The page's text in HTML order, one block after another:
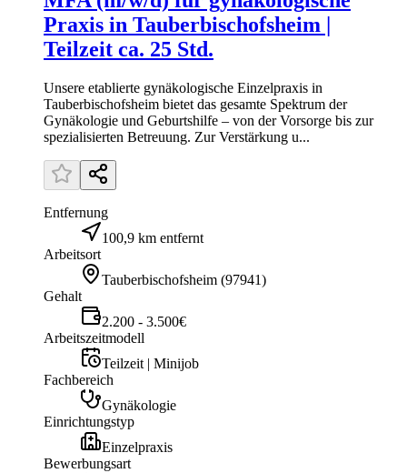
Praxis in Tauberbischofsheim |
Teilzeit ca. 25 Std.
Unsere etablierte gynäkologische Einzelpraxis in
Tauberbischofsheim bietet das gesamte Spektrum der
Gynäkologie und Geburtshilfe – von der Vorsorge bis zur
spezialisierten Betreuung. Zur Verstärkung u...
Entfernung
100,9 km entfernt
Arbeitsort
Tauberbischofsheim (97941)
Gehalt
2.200 - 3.500€
Arbeitszeitmodell
Teilzeit | Minijob
Fachbereich
Gynäkologie
Einrichtungstyp
Einzelpraxis
Bewerbungsart